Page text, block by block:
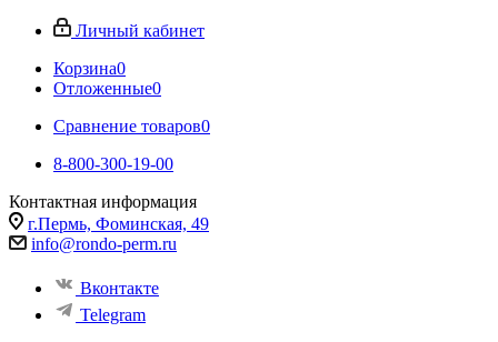
Личный кабинет
Корзина0
Отложенные0
Сравнение товаров0
8-800-300-19-00
Контактная информация
г.Пермь, Фоминская, 49
info@rondo-perm.ru
Вконтакте
Telegram